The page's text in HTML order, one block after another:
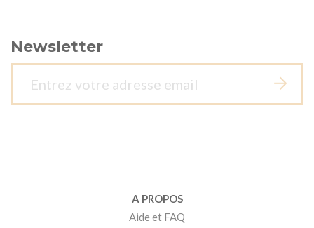
Newsletter
A PROPOS
Aide et FAQ